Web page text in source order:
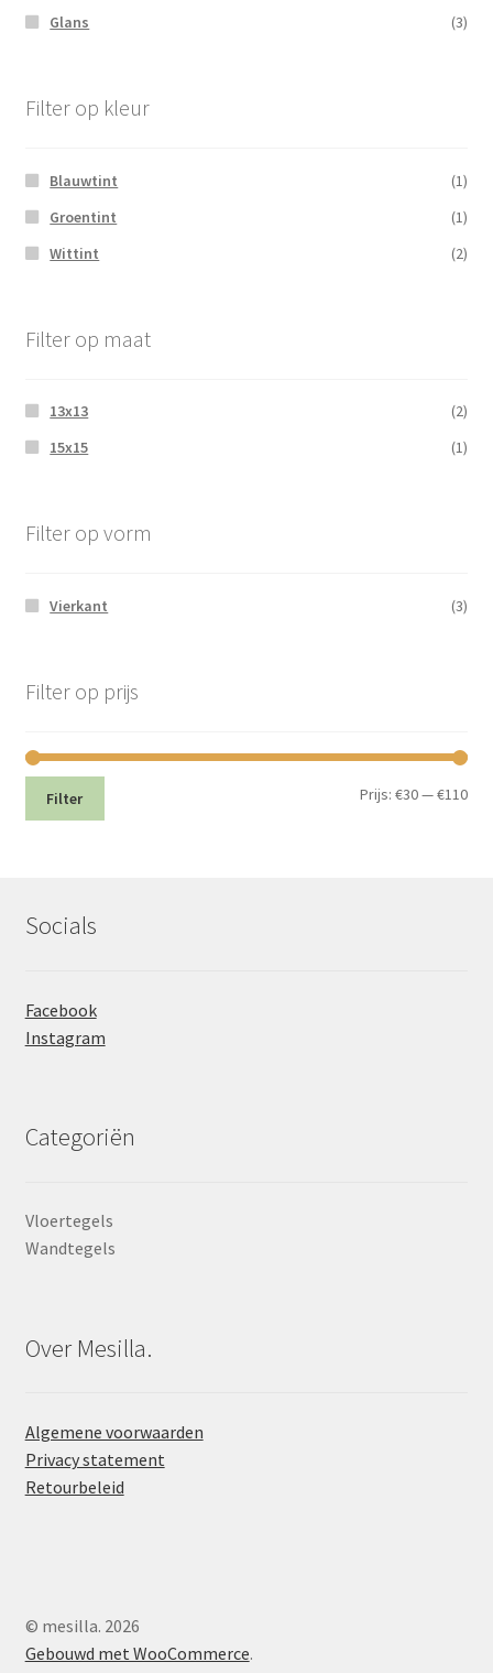
Glans (3)
Filter op kleur
Blauwtint
(1)
Groentint
(1)
Wittint
(2)
Filter op maat
13x13
(2)
15x15
(1)
Filter op vorm
Vierkant (3)
Filter op prijs
Min.
Filter Prijs:€30—€110
Socials
Facebook
Instagram
Categoriën
Vloertegels
Wandtegels
Over Mesilla.
Algemene voorwaarden
Privacy statement
Retourbeleid
© mesilla. 2026
Gebouwd met WooCommerce.